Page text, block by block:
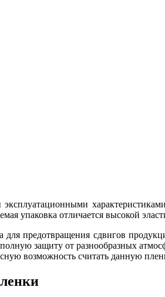
упаковка отличается высокой
для предотвращения сдвигов
защиту от разнообразных
возможность считать данную